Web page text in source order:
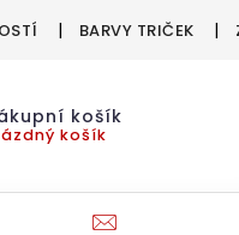
BARVY TRIČEK
košík
košík